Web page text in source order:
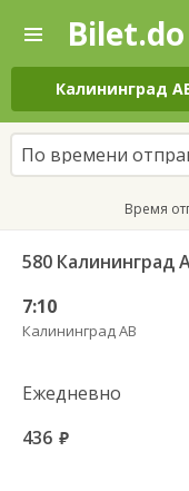
—
Поиск
и
покупка
билетов
на
автобус
онлайн
Bilet.do
Калининград
По времени
Время
7:10
Калининград АВ
Ежедневно
436 руб.